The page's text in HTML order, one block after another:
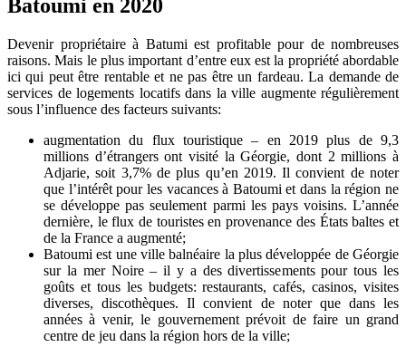
Batoumi en 2020
Devenir propriétaire à Batumi est profitable pour de nombreuses
raisons. Mais le plus important d’entre eux est la propriété abordable
ici qui peut être rentable et ne pas être un fardeau. La demande de
services de logements locatifs dans la ville augmente régulièrement
sous l’influence des facteurs suivants:
augmentation du flux touristique – en 2019 plus de 9,3
millions d’étrangers ont visité la Géorgie, dont 2 millions à
Adjarie, soit 3,7% de plus qu’en 2019. Il convient de noter
que l’intérêt pour les vacances à Batoumi et dans la région ne
se développe pas seulement parmi les pays voisins. L’année
dernière, le flux de touristes en provenance des États baltes et
de la France a augmenté;
Batoumi est une ville balnéaire la plus développée de Géorgie
sur la mer Noire – il y a des divertissements pour tous les
goûts et tous les budgets: restaurants, cafés, casinos, visites
diverses, discothèques. Il convient de noter que dans les
années à venir, le gouvernement prévoit de faire un grand
centre de jeu dans la région hors de la ville;